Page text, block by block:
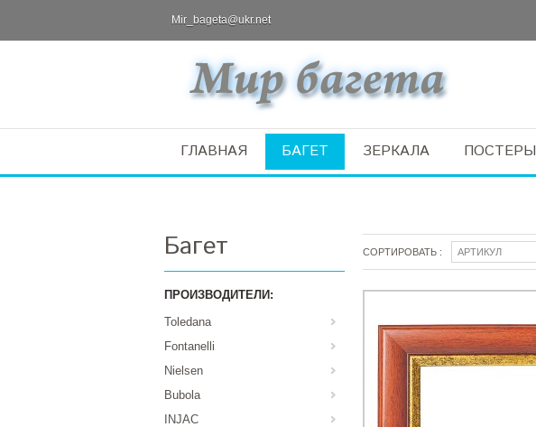
Mir_bageta@ukr.net
ГЛАВНАЯ БАГЕТ ЗЕРКАЛА ПОСТЕРЫ
Багет
ПРОИЗВОДИТЕЛИ:
Toledana
Fontanelli
Nielsen
Bubola
INJAC
СОРТИРОВАТЬ : АРТИКУЛ